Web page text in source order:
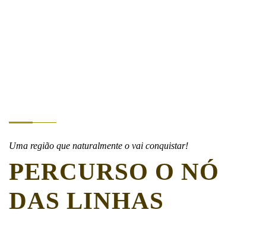
Uma região que naturalmente o vai conquistar!
PERCURSO O NÓ
DAS LINHAS